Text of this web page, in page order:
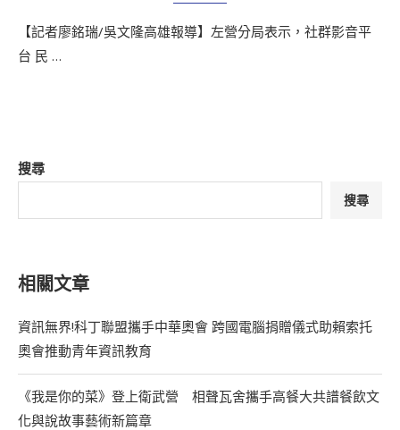
【記者廖銘瑞/吳文隆高雄報導】左營分局表示，社群影音平
台 民 …
搜尋
搜尋
相關文章
資訊無界!科丁聯盟攜手中華奧會 跨國電腦捐贈儀式助賴索托
奧會推動青年資訊教育
《我是你的菜》登上衛武營 相聲瓦舍攜手高餐大共譜餐飲文
化與說故事藝術新篇章